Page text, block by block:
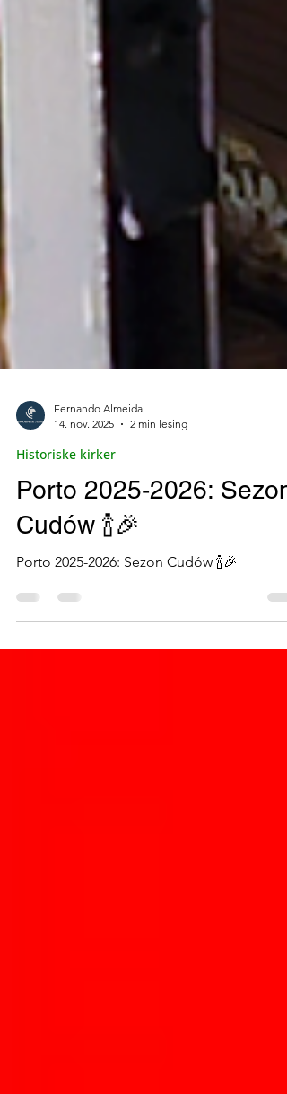
Fernando Almeida
Historiske kirker
Porto 2025-2026: Sezon
Cudów 🍾🎉
Porto 2025-2026: Sezon Cudów 🍾🎉